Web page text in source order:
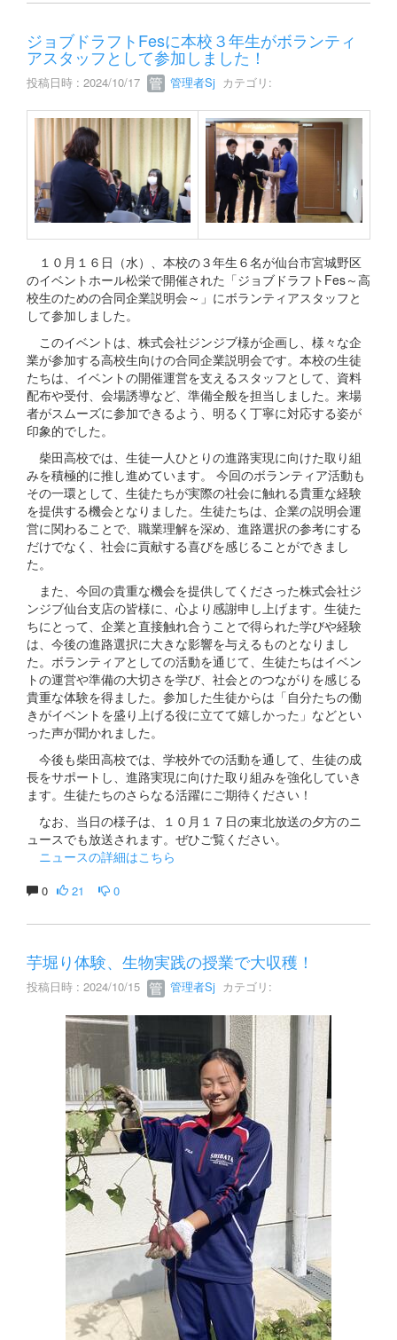
ジョブドラフトFesに本校３年生がボランティ
アスタッフとして参加しました！
投稿日時 : 2024/10/17 管理者Sj カテゴリ:
１０月１６日（水）、本校の３年生６名が仙台市宮城野区
のイベントホール松栄で開催された「ジョブドラフトFes～高
校生のための合同企業説明会～」にボランティアスタッフと
して参加しました。
このイベントは、株式会社ジンジブ様が企画し、様々な企
業が参加する高校生向けの合同企業説明会です。本校の生徒
たちは、イベントの開催運営を支えるスタッフとして、資料
配布や受付、会場誘導など、準備全般を担当しました。来場
者がスムーズに参加できるよう、明るく丁寧に対応する姿が
印象的でした。
柴田高校では、生徒一人ひとりの進路実現に向けた取り組
みを積極的に推し進めています。 今回のボランティア活動も
その一環として、生徒たちが実際の社会に触れる貴重な経験
を提供する機会となりました。生徒たちは、企業の説明会運
営に関わることで、職業理解を深め、進路選択の参考にする
だけでなく、社会に貢献する喜びを感じることができまし
た。
また、今回の貴重な機会を提供してくださった株式会社ジ
ンジブ仙台支店の皆様に、心より感謝申し上げます。生徒た
ちにとって、企業と直接触れ合うことで得られた学びや経験
は、今後の進路選択に大きな影響を与えるものとなりまし
た。ボランティアとしての活動を通じて、生徒たちはイベン
トの運営や準備の大切さを学び、社会とのつながりを感じる
貴重な体験を得ました。参加した生徒からは「自分たちの働
きがイベントを盛り上げる役に立てて嬉しかった」などとい
った声が聞かれました。
今後も柴田高校では、学校外での活動を通して、生徒の成
長をサポートし、進路実現に向けた取り組みを強化していき
ます。生徒たちのさらなる活躍にご期待ください！
なお、当日の様子は、１０月１７日の東北放送の夕方のニ
ュースでも放送されます。ぜひご覧ください。
ニュースの詳細はこちら
0 21 0
芋堀り体験、生物実践の授業で大収穫！
投稿日時 : 2024/10/15 管理者Sj カテゴリ: